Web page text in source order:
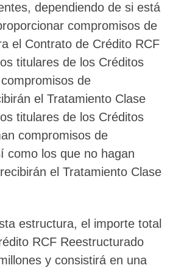
dependiendo de si está
compromisos de
el Contrato de Crédito RCF
titulares de los Créditos
de
el Tratamiento Clase
titulares de los Créditos
compromisos de
como los que no hagan
el Tratamiento Clase
estructura, el importe total
RCF Reestructurado
y consistirá en una